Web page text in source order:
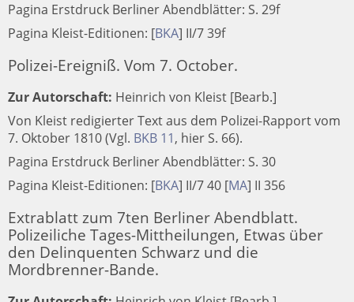
Pagina Erstdruck Berliner Abendblätter: S. 29f
Pagina Kleist-Editionen: [BKA] II/7 39f
Polizei-Ereigniß. Vom 7. October.
Zur Autorschaft: Heinrich von Kleist [Bearb.]
Von Kleist redigierter Text aus dem Polizei-Rapport vom
7. Oktober 1810 (Vgl. BKB 11, hier S. 66).
Pagina Erstdruck Berliner Abendblätter: S. 30
Pagina Kleist-Editionen: [BKA] II/7 40 [MA] II 356
Extrablatt zum 7ten Berliner Abendblatt.
Polizeiliche Tages-Mittheilungen, Etwas über
den Delinquenten Schwarz und die
Mordbrenner-Bande.